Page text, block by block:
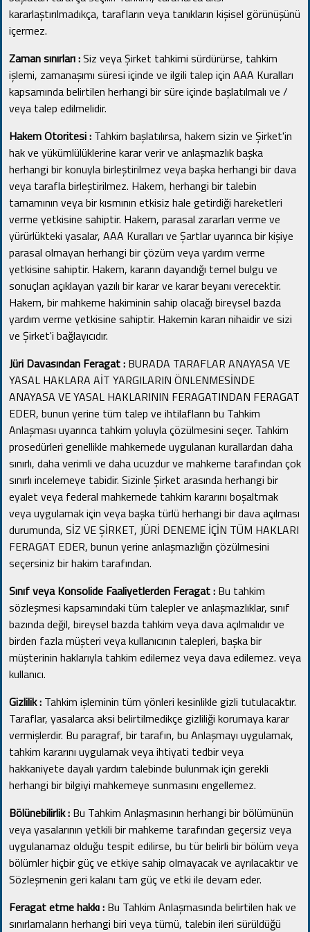
kararlaştırılmadıkça, tarafların veya tanıkların kişisel görünüşünü
içermez.
Zaman sınırları :Siz veya Şirket tahkimi sürdürürse, tahkim
işlemi, zamanaşımı süresi içinde ve ilgili talep için AAA Kuralları
kapsamında belirtilen herhangi bir süre içinde başlatılmalı ve /
veya talep edilmelidir.
Hakem Otoritesi : Tahkim başlatılırsa, hakem sizin ve Şirket'in
hak ve yükümlülüklerine karar verir ve anlaşmazlık başka
herhangi bir konuyla birleştirilmez veya başka herhangi bir dava
veya tarafla birleştirilmez. Hakem, herhangi bir talebin
tamamının veya bir kısmının etkisiz hale getirdiği hareketleri
verme yetkisine sahiptir. Hakem, parasal zararları verme ve
yürürlükteki yasalar, AAA Kuralları ve Şartlar uyarınca bir kişiye
parasal olmayan herhangi bir çözüm veya yardım verme
yetkisine sahiptir. Hakem, kararın dayandığı temel bulgu ve
sonuçları açıklayan yazılı bir karar ve karar beyanı verecektir.
Hakem, bir mahkeme hakiminin sahip olacağı bireysel bazda
yardım verme yetkisine sahiptir. Hakemin kararı nihaidir ve sizi
ve Şirket'i bağlayıcıdır.
Jüri Davasından Feragat : BURADA TARAFLAR ANAYASA VE
YASAL HAKLARA AİT YARGILARIN ÖNLENMESİNDE
ANAYASA VE YASAL HAKLARININ FERAGATINDAN FERAGAT
EDER, bunun yerine tüm talep ve ihtilafların bu Tahkim
Anlaşması uyarınca tahkim yoluyla çözülmesini seçer. Tahkim
prosedürleri genellikle mahkemede uygulanan kurallardan daha
sınırlı, daha verimli ve daha ucuzdur ve mahkeme tarafından çok
sınırlı incelemeye tabidir. Sizinle Şirket arasında herhangi bir
eyalet veya federal mahkemede tahkim kararını boşaltmak
veya uygulamak için veya başka türlü herhangi bir dava açılması
durumunda, SİZ VE ŞİRKET, JÜRİ DENEME İÇİN TÜM HAKLARI
FERAGAT EDER, bunun yerine anlaşmazlığın çözülmesini
seçersiniz bir hakim tarafından.
Sınıf veya Konsolide Faaliyetlerden Feragat : Bu tahkim
sözleşmesi kapsamındaki tüm talepler ve anlaşmazlıklar, sınıf
bazında değil, bireysel bazda tahkim veya dava açılmalıdır ve
birden fazla müşteri veya kullanıcının talepleri, başka bir
müşterinin haklarıyla tahkim edilemez veya dava edilemez. veya
kullanıcı.
Gizlilik : Tahkim işleminin tüm yönleri kesinlikle gizli tutulacaktır.
Taraflar, yasalarca aksi belirtilmedikçe gizliliği korumaya karar
vermişlerdir. Bu paragraf, bir tarafın, bu Anlaşmayı uygulamak,
tahkim kararını uygulamak veya ihtiyati tedbir veya
hakkaniyete dayalı yardım talebinde bulunmak için gerekli
herhangi bir bilgiyi mahkemeye sunmasını engellemez.
Bölünebilirlik : Bu Tahkim Anlaşmasının herhangi bir bölümünün
veya yasalarının yetkili bir mahkeme tarafından geçersiz veya
uygulanamaz olduğu tespit edilirse, bu tür belirli bir bölüm veya
bölümler hiçbir güç ve etkiye sahip olmayacak ve ayrılacaktır ve
Sözleşmenin geri kalanı tam güç ve etki ile devam eder.
Feragat etme hakkı : Bu Tahkim Anlaşmasında belirtilen hak ve
sınırlamaların herhangi biri veya tümü, talebin ileri sürüldüğü